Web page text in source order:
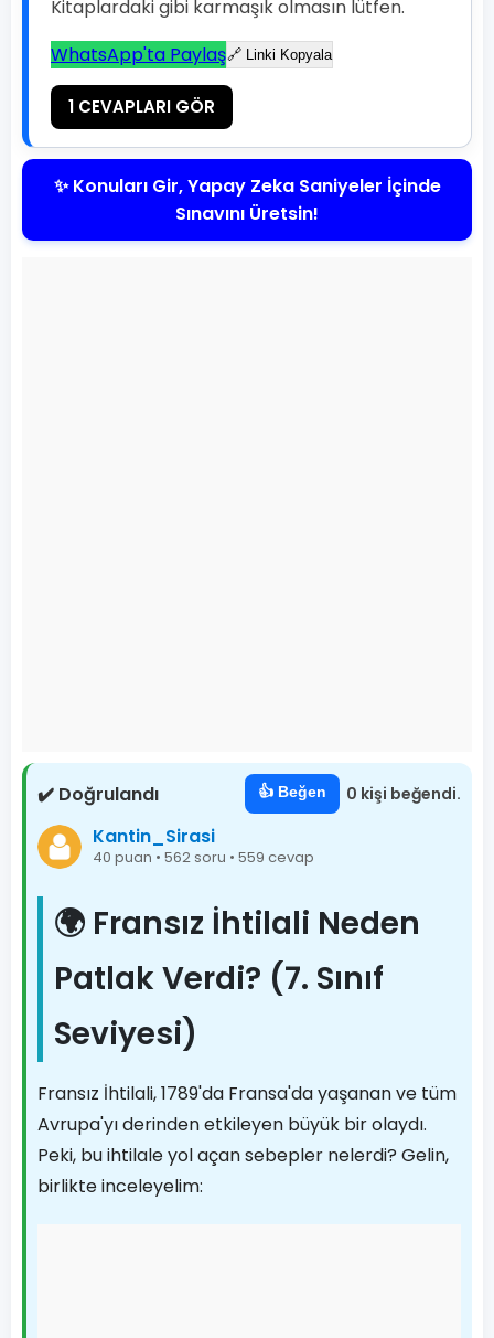
Kitaplardaki gibi karmaşık olmasın lütfen.
WhatsApp'ta Paylaş🔗 Linki Kopyala
1 CEVAPLARI GÖR
✨ Konuları Gir, Yapay Zeka Saniyeler İçinde
Sınavını Üretsin!
✔️ Doğrulandı 👍 Beğen 0 kişi beğendi.
Kantin_Sirasi
40 puan • 562 soru • 559 cevap
🌍 Fransız İhtilali Neden
Patlak Verdi? (7. Sınıf
Seviyesi)
Fransız İhtilali, 1789'da Fransa'da yaşanan ve tüm
Avrupa'yı derinden etkileyen büyük bir olaydı.
Peki, bu ihtilale yol açan sebepler nelerdi? Gelin,
birlikte inceleyelim: